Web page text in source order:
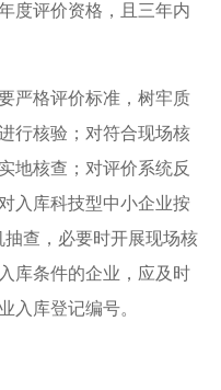
度评价资格，且三年内
格评价标准，树牢质
行核验；对符合现场核
地核查；对评价系统反
入库科技型中小企业按
查，必要时开展现场核
库条件的企业，应及时
入库登记编号。
名高新技术企业名单的公示
名高新技术企业名单的公示